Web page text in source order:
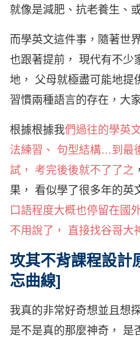
就像是減肥、抗老養生、
而學英文這件事，隨著世
也跟著提前， 現代有不少
地， 父母就極盡可能地提
習慣兩種語言的存在，大
根據根據我們過往的學英
法練習、 句型結構…到最
試， 考完後後就不了了之
果， 看似學了很多年的英
口語程度大概也停留在國
不用說了， 直接找谷哥大
攻其不背課程設計
忘曲線]
我真的非常好奇想並且想
是不是真的那麼神奇， 是